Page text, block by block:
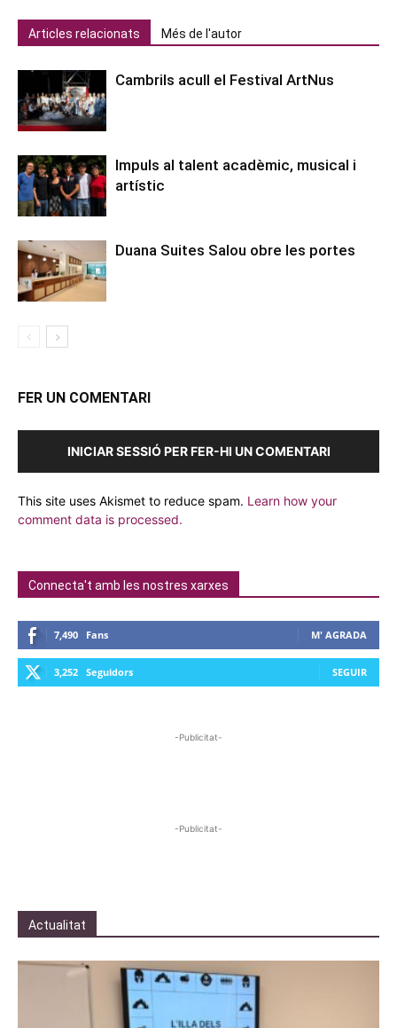
Articles relacionats Més de l'autor
Cambrils acull el Festival ArtNus
Impuls al talent acadèmic, musical i
artístic
Duana Suites Salou obre les portes
FER UN COMENTARI
INICIAR SESSIÓ PER FER-HI UN COMENTARI
This site uses Akismet to reduce spam. Learn how your
comment data is processed.
Connecta't amb les nostres xarxes
7,490 Fans M' AGRADA
3,252 Seguidors SEGUIR
-Publicitat-
-Publicitat-
Actualitat